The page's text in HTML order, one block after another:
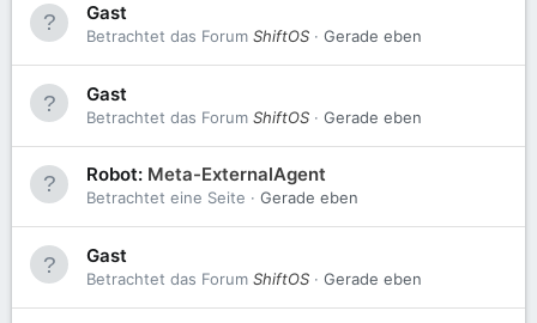
Gast
Betrachtet das Forum ShiftOS Gerade eben
Gast
Betrachtet das Forum ShiftOS Gerade eben
Robot: Meta-ExternalAgent
Betrachtet eine Seite Gerade eben
Gast
Betrachtet das Forum ShiftOS Gerade eben